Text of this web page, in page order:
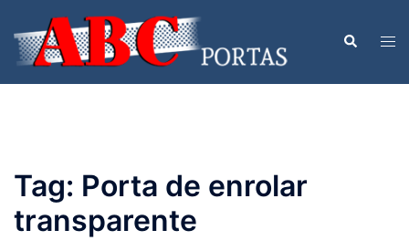
para
conteúdo
Search
Tag: Porta de enrolar
transparente